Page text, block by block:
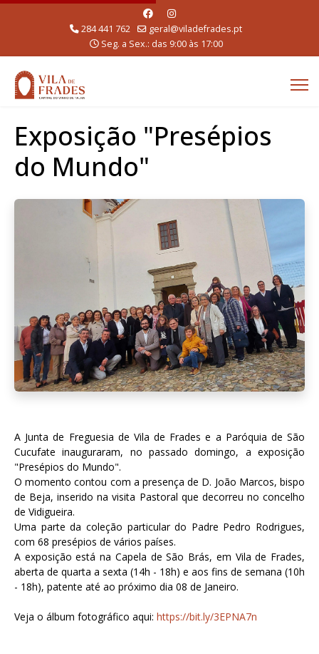
284 441 762
geral@viladefrades.pt
Seg. a Sex.: das 9:00 às 17:00
Exposição "Presépios
do Mundo"
A Junta de Freguesia de Vila de Frades e a Paróquia de São
Cucufate inauguraram, no passado domingo, a exposição
"Presépios do Mundo".
O momento contou com a presença de D. João Marcos, bispo
de Beja, inserido na visita Pastoral que decorreu no concelho
de Vidigueira.
Uma parte da coleção particular do Padre Pedro Rodrigues,
com 68 presépios de vários países.
A exposição está na Capela de São Brás, em Vila de Frades,
aberta de quarta a sexta (14h - 18h) e aos fins de semana (10h
- 18h), patente até ao próximo dia 08 de Janeiro.
Veja o álbum fotográfico aqui: https://bit.ly/3EPNA7n